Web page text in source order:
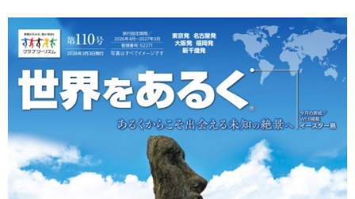
ーダムへご案内！新月出発で満天
の星空堪能の紹介をしています。
ツアー・旅行のお申込ならクラブ
ツーリズム。